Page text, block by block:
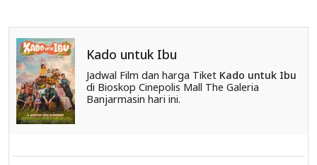
Kado untuk Ibu
Jadwal Film dan harga Tiket Kado untuk Ibu
di Bioskop Cinepolis Mall The Galeria
Banjarmasin hari ini.